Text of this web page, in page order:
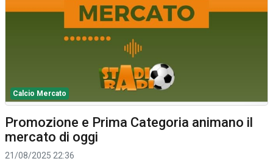
Calcio Mercato
Promozione e Prima Categoria animano il
mercato di oggi
21/08/2025 22:36